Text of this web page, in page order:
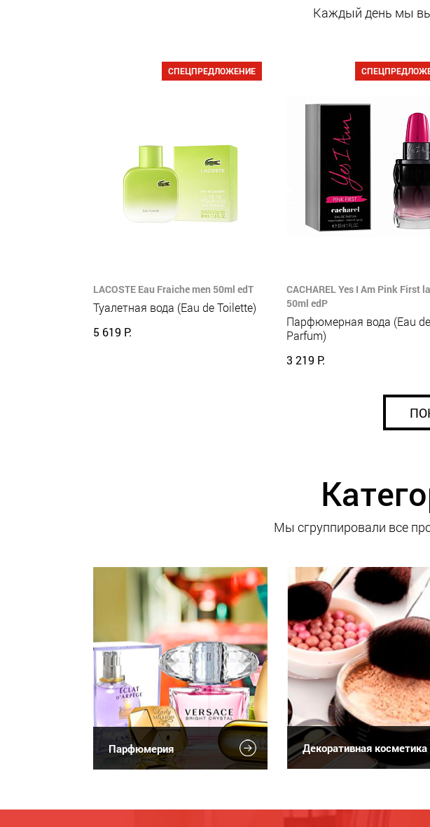
Каждый день мы
СПЕЦПРЕДЛОЖЕНИЕ
LACOSTE Eau Fraiche men 50ml edT
Туалетная вода (Eau de Toilette)
5 619 Р.
CACHAREL Yes I Am Pink First
50ml edP
Парфюмерная вода (Eau de
Parfum)
3 219 Р.
Мы сгруппировали все
Парфюмерия Декоративная косметика